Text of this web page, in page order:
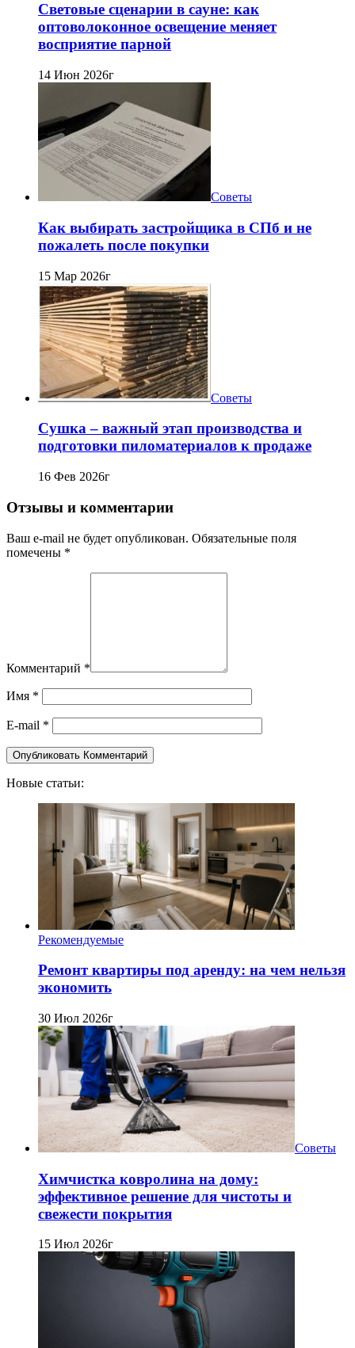
Световые сценарии в сауне: как
оптоволоконное освещение меняет
восприятие парной
14 Июн 2026г
Советы
Как выбирать застройщика в СПб и не
пожалеть после покупки
15 Мар 2026г
Советы
Сушка – важный этап производства и
подготовки пиломатериалов к продаже
16 Фев 2026г
Отзывы и комментарии
Ваш e-mail не будет опубликован. Обязательные поля
помечены *
Комментарий *
Имя *
E-mail *
Новые статьи:
Рекомендуемые
Ремонт квартиры под аренду: на чем нельзя
экономить
30 Июл 2026г
Советы
Химчистка ковролина на дому:
эффективное решение для чистоты и
свежести покрытия
15 Июл 2026г